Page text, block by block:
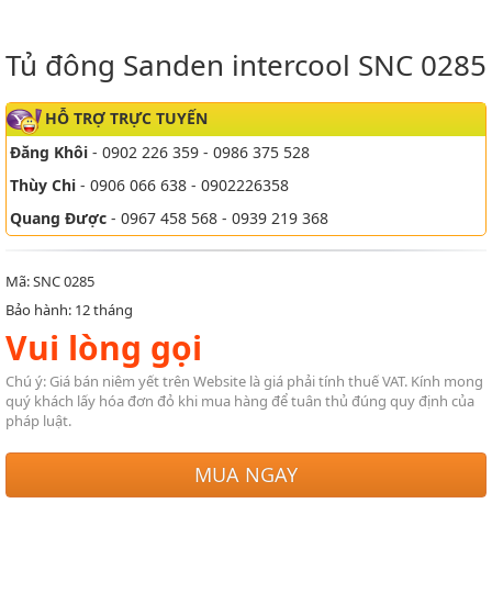
Tủ đông Sanden intercool SNC 0285
HỖ TRỢ TRỰC TUYẾN
Đăng Khôi - 0902 226 359 - 0986 375 528
Thùy Chi - 0906 066 638 - 0902226358
Quang Được - 0967 458 568 - 0939 219 368
Mã: SNC 0285
Bảo hành: 12 tháng
Vui lòng gọi
Chú ý: Giá bán niêm yết trên Website là giá phải tính thuế VAT. Kính mong
quý khách lấy hóa đơn đỏ khi mua hàng để tuân thủ đúng quy định của
pháp luật.
MUA NGAY